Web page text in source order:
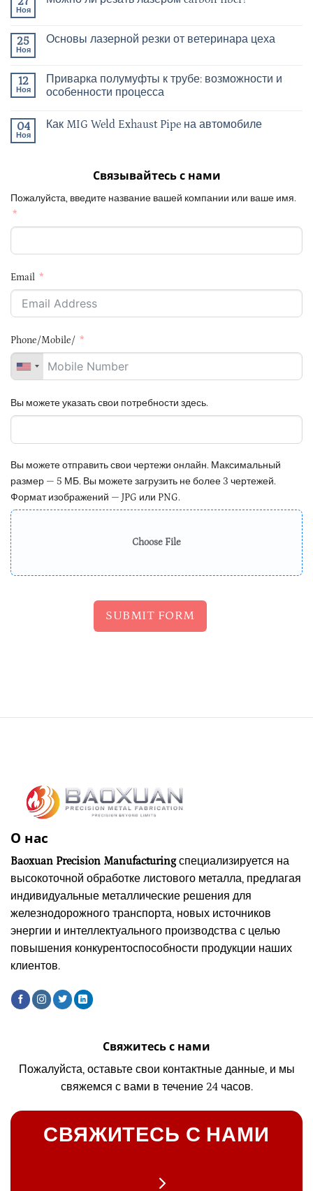
Ноя
25
Ноя
Основы лазерной резки от ветеринара цеха
12
Ноя
Приварка полумуфты к трубе: возможности и
особенности процесса
04
Ноя
Как MIG Weld Exhaust Pipe на автомобиле
Связывайтесь с нами
Пожалуйста, введите название вашей компании или ваше имя.
Email
Phone/Mobile/
Вы можете указать свои потребности здесь.
Вы можете отправить свои чертежи онлайн. Максимальный
размер — 5 МБ. Вы можете загрузить не более 3 чертежей.
Формат изображений — JPG или PNG.
Choose File
SUBMIT FORM
О нас
Baoxuan Precision Manufacturingспециализируется на
высокоточной обработке листового металла, предлагая
индивидуальные металлические решения для
железнодорожного транспорта, новых источников
энергии и интеллектуального производства с целью
повышения конкурентоспособности продукции наших
клиентов.
Свяжитесь с нами
Пожалуйста, оставьте свои контактные данные, и мы
свяжемся с вами в течение 24 часов.
СВЯЖИТЕСЬ С НАМИ